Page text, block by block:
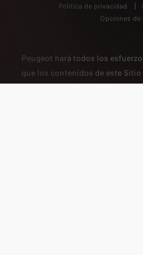
Política de privacidad
Opciones de
Peugeot hará todos los
que los contenidos de este
actualizados, pero no acepta